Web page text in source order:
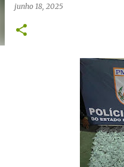
junho 18, 2025